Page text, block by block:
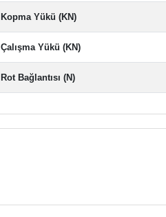
Kopma Yükü (KN)
Çalışma Yükü (KN)
Rot Bağlantısı (N)